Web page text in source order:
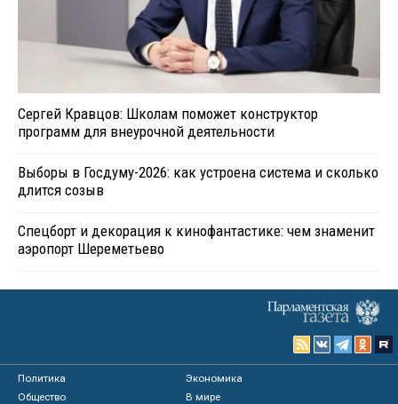
Сергей Кравцов: Школам поможет конструктор
программ для внеурочной деятельности
Выборы в Госдуму-2026: как устроена система и сколько
длится созыв
Спецборт и декорация к кинофантастике: чем знаменит
аэропорт Шереметьево
Политика
Экономика
Общество
В мире